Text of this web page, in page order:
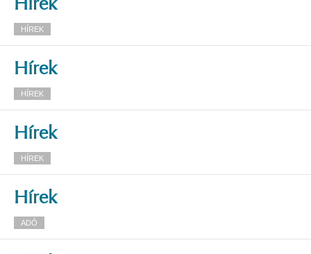
Hírek
HÍREK
Hírek
HÍREK
Hírek
HÍREK
Hírek
ADÓ